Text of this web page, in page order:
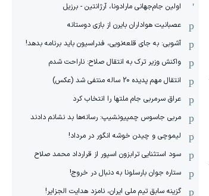
اولین جام‌جهانی مارادونا، آرژانتین - برزیل
عصبانیت هواداران بایرن از بازی دوستانه
آشوبی: به جای قلعه‌نویی، فدراسیون باید برنامه بدهد!
واکنش وزیر ترک به انتقال صلاح: ناراحت شدم
انتقال مهم پدیده 20 ساله منتفی شد (عکس)
عراق سرمربی جام ملتها را انتخاب کرد
مربی جاسوس چمپیونشیپ: رسانه‌ها بد نشانم دادند
لیموچی و چیدن خوشه انگور در مرداد!
سود استثنایی ترابزون اسپور از قرارداد محمد صلاح
ستاره جوان بارسلونا به دنبال در خروج!
گزینه سابق تیم ملی ایران، نامزد هدایت الجزایر!